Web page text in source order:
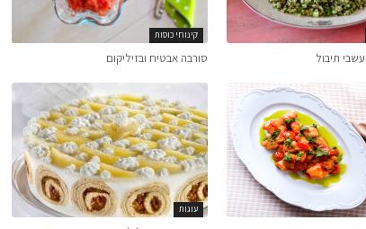
תיבול
קינוחי כוסות
סורבה אבטיח ובזיליקום
עוגות